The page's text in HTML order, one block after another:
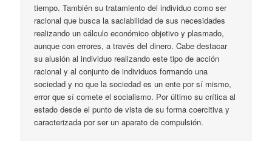
tiempo. También su tratamiento del individuo como ser
racional que busca la saciabilidad de sus necesidades
realizando un cálculo económico objetivo y plasmado,
aunque con errores, a través del dinero. Cabe destacar
su alusión al individuo realizando este tipo de acción
racional y al conjunto de individuos formando una
sociedad y no que la sociedad es un ente por sí mismo,
error que sí comete el socialismo. Por último su crítica al
estado desde el punto de vista de su forma coercitiva y
caracterizada por ser un aparato de compulsión.